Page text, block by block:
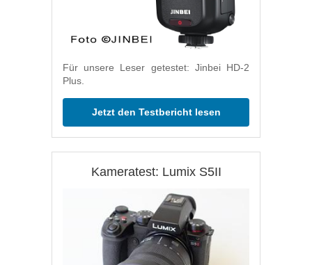
Für unsere Leser getestet: Jinbei HD-2
Plus.
Jetzt den Testbericht lesen
Kameratest: Lumix S5II